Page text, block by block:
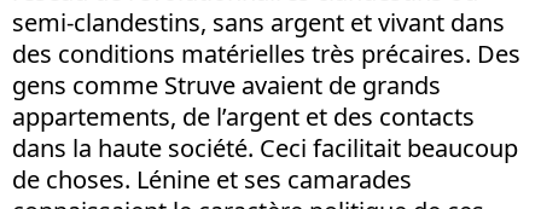
semi-clandestins, sans argent et vivant dans
des conditions matérielles très précaires. Des
gens comme Struve avaient de grands
appartements, de l’argent et des contacts
dans la haute société. Ceci facilitait beaucoup
de choses. Lénine et ses camarades